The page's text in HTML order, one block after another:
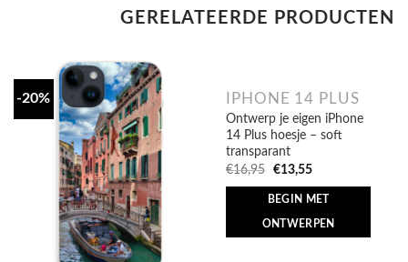
GERELATEERDE PRODUCTEN
-20% IPHONE 14 PLUS
Ontwerp je eigen iPhone
14 Plus hoesje – soft
transparant
€16,95 Oorspronkelijke
was:
€16,95.
€13,55Huidige
is:
€13,55.
BEGIN MET
ONTWERPEN